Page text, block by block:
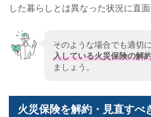
した暮らしとは異なった状況に直
そのような場合でも適切
入している火災保険の解
ましょう。
火災保険を解約・見直すべ